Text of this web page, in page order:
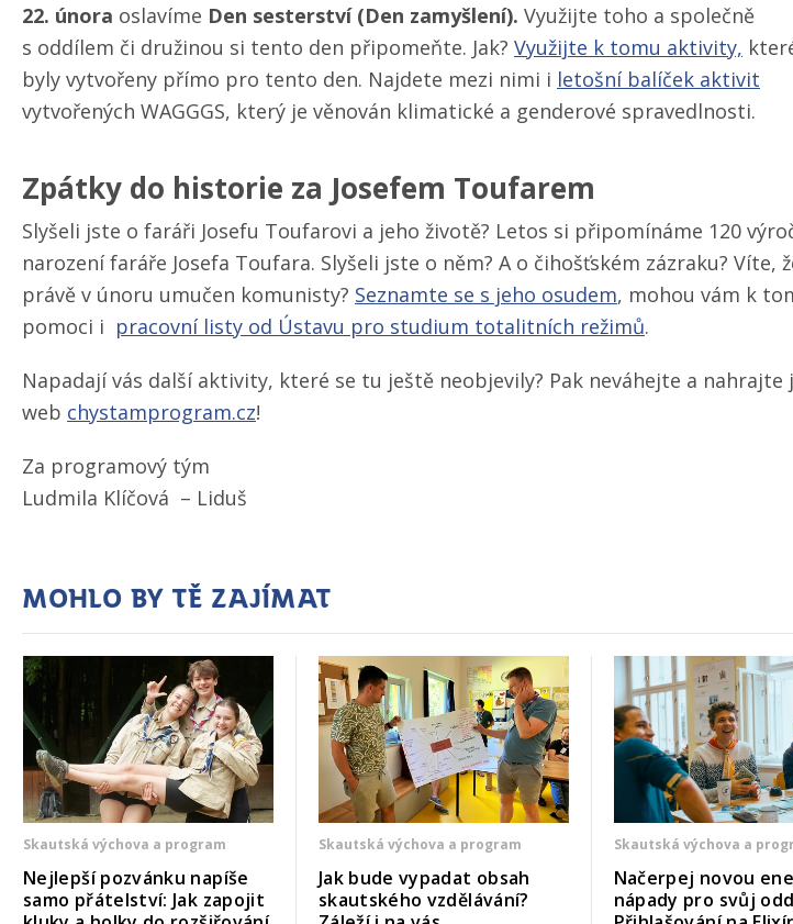
22. února oslavíme Den sesterství (Den zamyšlení). Využijte toho a společně
s oddílem či družinou si tento den připomeňte. Jak? Využijte k tomu aktivity,
byly vytvořeny přímo pro tento den. Najdete mezi nimi i letošní balíček aktivit
vytvořených WAGGGS, který je věnován klimatické a genderové spravedlnosti.
Zpátky do historie za Josefem Toufarem
Slyšeli jste o faráři Josefu Toufarovi a jeho životě? Letos si připomínáme 120
narození faráře Josefa Toufara. Slyšeli jste o něm? A o čihošťském zázraku? Víte,
právě v únoru umučen komunisty? Seznamte se s jeho osudem, mohou vám k
pomoci i pracovní listy od Ústavu pro studium totalitních režimů.
Napadají vás další aktivity, které se tu ještě neobjevily? Pak neváhejte a nahrajte
web chystamprogram.cz!
Za programový tým
Ludmila Klíčová – Liduš
Mohlo by tě zajímat
Skautská výchova a program
Nejlepší pozvánku napíše
samo přátelství: Jak zapojit
Skautská výchova a program
Jak bude vypadat obsah
skautského vzdělávání?
Skautská výchova a
Načerpej novou
nápady pro svůj